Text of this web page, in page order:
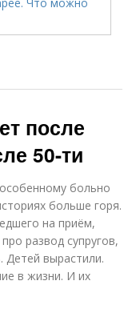
после
50-ти
больно
больше горя.
на приём,
развод супругов,
вырастили.
в жизни. И их